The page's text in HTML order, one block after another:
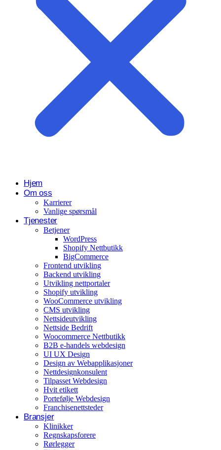
Hjem
Om oss
Karrierer
Vanlige spørsmål
Tjenester
Betjener
WordPress
Shopify Nettbutikk
BigCommerce
Frontend utvikling
Backend utvikling
Utvikling nettportaler
Shopify utvikling
WooCommerce utvikling
CMS utvikling
Nettsideutvikling
Nettside Bedrift
Woocommerce Nettbutikk
B2B e-handels webdesign
UI UX Design
Design av Webapplikasjoner
Nettdesignkonsulent
Tilpasset Webdesign
Hvit etikett
Portefølje Webdesign
Franchisenettsteder
Bransjer
Klinikker
Regnskapsforere
Rørlegger
Arrangementer og opplevelser
Eventplanleggere